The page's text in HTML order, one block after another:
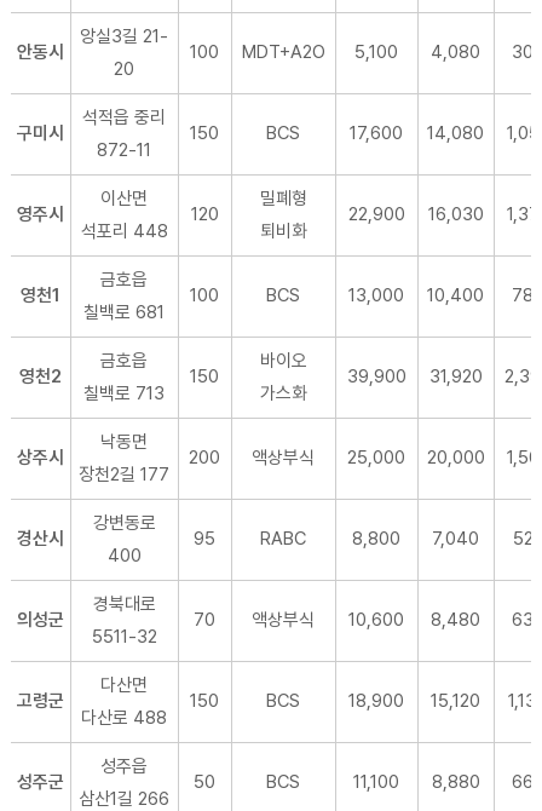
안동시
앙실3길 21-
20
100 MDT+A2O 5,100 4,080
구미시
석적읍 중리
872-11
150 BCS 17,600 14,080
영주시
이산면
석포리 448
120
밀폐형
퇴비화
22,900 16,030
영천1
금호읍
칠백로 681
100 BCS 13,000 10,400
영천2
금호읍
칠백로 713
150
바이오
가스화
39,900 31,920
상주시
낙동면
장천2길 177
200 액상부식 25,000 20,000
경산시
강변동로
400
95 RABC 8,800 7,040
의성군
경북대로
5511-32
70 액상부식 10,600 8,480
고령군
다산면
다산로 488
150 BCS 18,900 15,120
성주군
성주읍
삼산1길 266
50 BCS 11,100 8,880